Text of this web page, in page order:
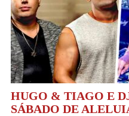
HUGO & TIAGO E
SÁBADO DE